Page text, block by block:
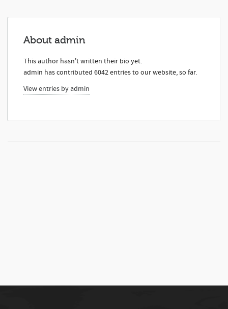
About admin
This author hasn't written their bio yet.
admin has contributed 6042 entries to our website, so far.
View entries by admin